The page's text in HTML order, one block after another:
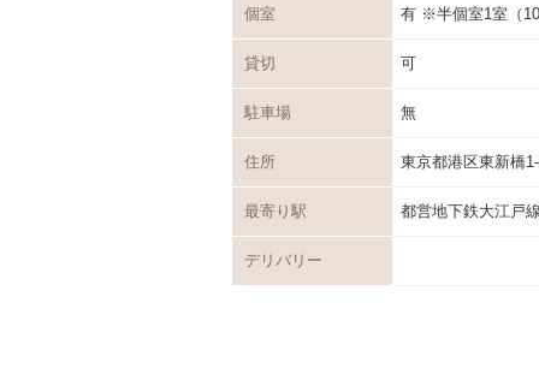
個室 有 ※半個室1室（10
貸切 可
駐車場 無
住所 東京都港区東新橋
最寄り駅 都営地下鉄大江戸
デリバリー